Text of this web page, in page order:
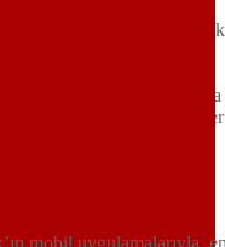
anlayışıyla Yeni
Türkiye’de hem de dünyada
platformlarıyla her an, her
mobil uygulamalarıyla,